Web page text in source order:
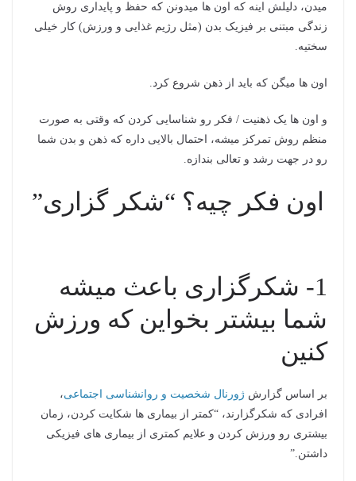
میدن، دلیلش اینه که اون ها میدونن که حفظ و پایداری روش
زندگی مبتنی بر فیزیک بدن (مثل رژیم غذایی و ورزش) کار خیلی
سختیه.
اون ها میگن که باید از ذهن شروع کرد.
و اون ها یک ذهنیت / فکر رو شناسایی کردن که وقتی به صورت
منظم روش تمرکز میشه، احتمال بالایی داره که ذهن و بدن شما
رو در جهت رشد و تعالی بندازه.
اون فکر چیه؟ “شکر گزاری”
1- شکرگزاری باعث میشه
شما بیشتر بخواین که ورزش
کنین
بر اساس گزارش ژورنال شخصیت و روانشناسی اجتماعی،
افرادی که شکرگزارند، “کمتر از بیماری ها شکایت کردن، زمان
بیشتری رو ورزش کردن و علایم کمتری از بیماری های فیزیکی
داشتن.”